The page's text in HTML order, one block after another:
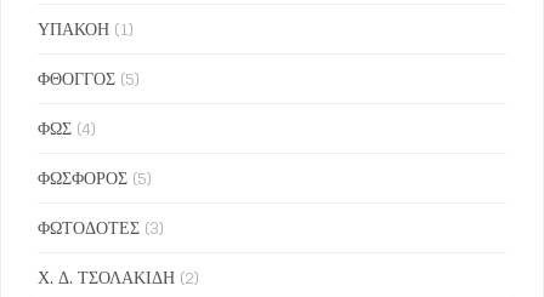
ΥΠΑΚΟΗ (1)
ΦΘΟΓΓΟΣ (5)
ΦΩΣ (4)
ΦΩΣΦΟΡΟΣ (5)
ΦΩΤΟΔΟΤΕΣ (3)
Χ. Δ. ΤΣΟΛΑΚΙΔΗ (2)